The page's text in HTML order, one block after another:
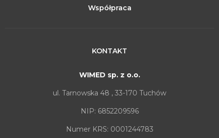
Współpraca
KONTAKT
WIMED sp. z o.o.
ul. Tarnowska 48 , 33-170 Tuchów
NIP: 6852209596
Numer KRS: 0001244783